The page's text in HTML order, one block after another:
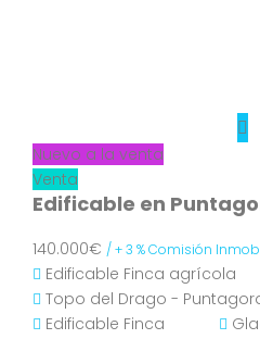
Nuevo a la venta
Venta
Edificable en
140.000€ / + 3 % Comisión
Edificable Finca agrícola
Topo del Drago -
Edificable Finca